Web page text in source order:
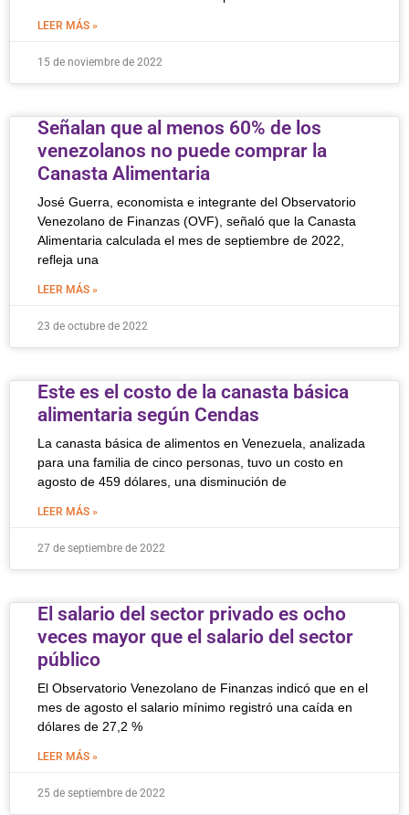
LEER MÁS »
15 de noviembre de 2022
Señalan que al menos 60% de los
venezolanos no puede comprar la
Canasta Alimentaria
José Guerra, economista e integrante del Observatorio
Venezolano de Finanzas (OVF), señaló que la Canasta
Alimentaria calculada el mes de septiembre de 2022,
refleja una
LEER MÁS »
23 de octubre de 2022
Este es el costo de la canasta básica
alimentaria según Cendas
La canasta básica de alimentos en Venezuela, analizada
para una familia de cinco personas, tuvo un costo en
agosto de 459 dólares, una disminución de
LEER MÁS »
27 de septiembre de 2022
El salario del sector privado es ocho
veces mayor que el salario del sector
público
El Observatorio Venezolano de Finanzas indicó que en el
mes de agosto el salario mínimo registró una caída en
dólares de 27,2 %
LEER MÁS »
25 de septiembre de 2022